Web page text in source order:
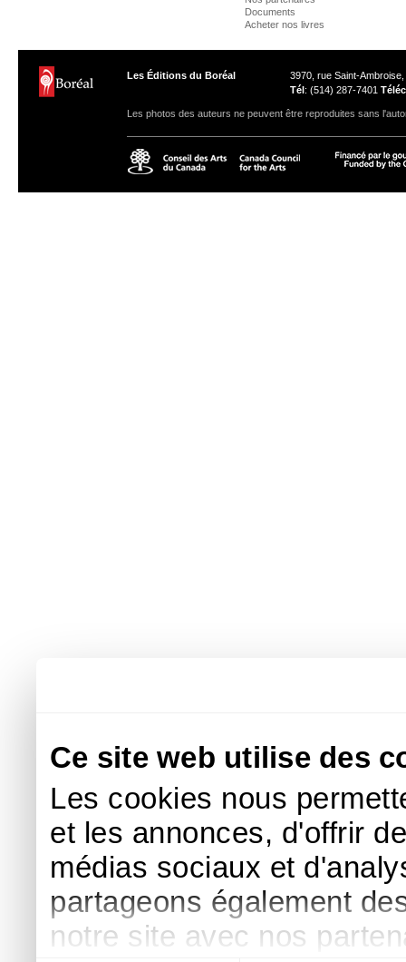
Ce site web utilise des
Les cookies nous
et les annonces, d'offrir
médias sociaux et
partageons également
notre site avec nos
Documents
Acheter nos livres
Les Éditions du Boréal
3970, rue Saint-
Tél: (514) 287-7401 Téléc
Les photos des auteurs ne peuvent être reproduites sans